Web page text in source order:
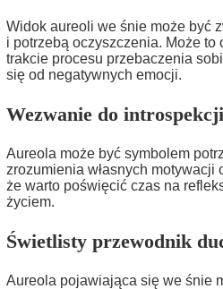
Widok aureoli we śnie może być
i potrzebą oczyszczenia. Może to
trakcie procesu przebaczenia
się od negatywnych emocji.
Wezwanie do introspekcji
Aureola może być symbolem
zrozumienia własnych motywacji
że warto poświęcić czas na
życiem.
Świetlisty przewodnik
Aureola pojawiająca się we śnie